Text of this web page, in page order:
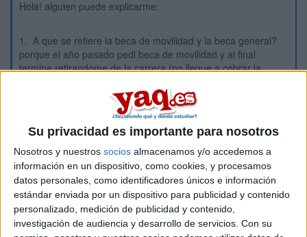
Su privacidad es importante para nosotros
Nosotros y nuestros socios almacenamos y/o accedemos a
información en un dispositivo, como cookies, y procesamos
datos personales, como identificadores únicos e información
estándar enviada por un dispositivo para publicidad y contenido
personalizado, medición de publicidad y contenido,
investigación de audiencia y desarrollo de servicios. Con su
Hola! alguien puede explicarme:
1. A que se refiere la beca de movilidad y la beca general?
porque el año pasado pedi beca de movilidad y al final
termine retirandome de la carrera (no llegue a cobrar la
2. Si pido algunas de estas dos becas puede que me la den
este año o tendre que esperar al segundo? porque un amigo
el año anterior hizo lo mismo que yo y al final le concedieron
la beca (el segundo año, no habiendo terminado el curso
anterior). El primer año pidio movilidad (sin llegar a cobrar
beca) y el segundo general (se la concedieron) con lo que
supuso que le habian concedido la beca por ser cosas
distintas.
Si alguien podria contestarme lo agradeceria, gracias.